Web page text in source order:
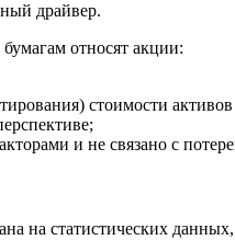
драйвер.
относят акции:
стоимости
и не связано с
на статистических